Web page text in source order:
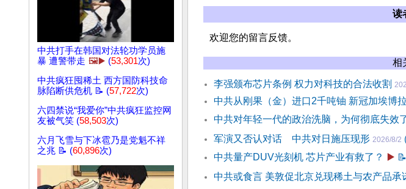
中共打手在韩国对法轮功学员施
暴 遭警带走 🖼️▶️ (53,301次)
中共疯狂囤稀土 西方国防科技命
脉陷断供危机 📝 (57,722次)
六四禁说“我爱你”中共疯狂监控网
友被气笑 (58,503次)
六月飞雪与下冰雹乃是党魁不祥
之兆 📝 (60,896次)
读
欢迎您的留言反馈。
相
李强颁布芯片条例 权力对科技的合法收割
中共从刚果（金）进口2千吨铀 新冠加埃博
中共对年轻一代的政治洗脑，为何彻底失效
军演又否认对话 中共对日施压现形 2026/8/2
中共量产DUV光刻机 芯片产业有救了？ ▶️ 📝
中共或食言 美敦促北京兑现稀土与农产品承